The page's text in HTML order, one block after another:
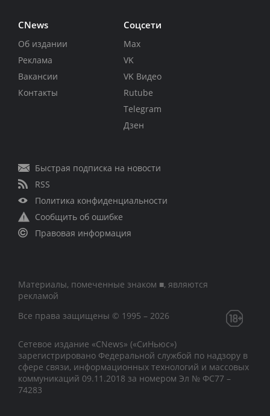
CNews
Об издании
Реклама
Вакансии
Контакты
Соцсети
Max
VK
VK Видео
Rutube
Telegram
Дзен
Быстрая подписка на новости
RSS
Политика конфиденциальности
Сообщить об ошибке
Правовая информация
Материалы, помеченные знаком ■, являются
рекламой
Все права защищены © 1995 – 2026
Сетевое издание «CNews» («СиНьюс»)
зарегистрировано Федеральной службой по надзору в
сфере связи, информационных технологий и массовых
коммуникаций 09.11.2018 за номером Эл № ФС77 –
74283